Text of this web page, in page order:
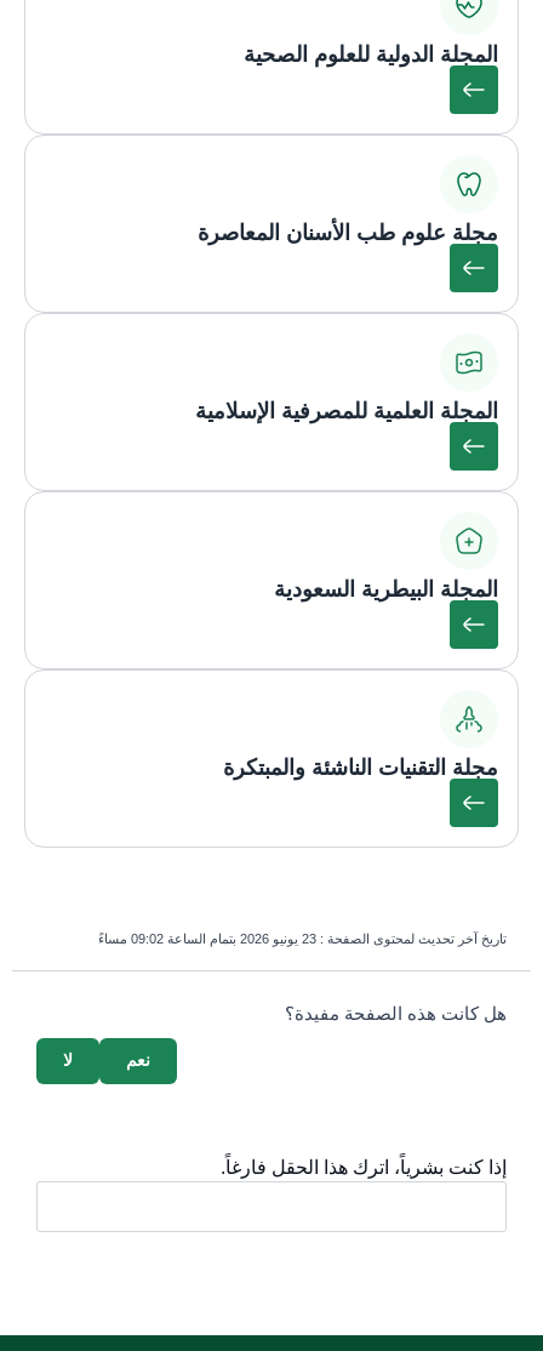
المجلة الدولية للعلوم الصحية
مجلة علوم طب الأسنان المعاصرة
المجلة العلمية للمصرفية الإسلامية
المجلة البيطرية السعودية
مجلة التقنيات الناشئة والمبتكرة
تاريخ آخر تحديث لمحتوى الصفحة : 23 يونيو 2026 بتمام الساعة 09:02 مساءً
survey_v2
هل كانت هذه الصفحة مفيدة؟
لا نعم
إذا كنت بشرياً، اترك هذا الحقل فارغاً.